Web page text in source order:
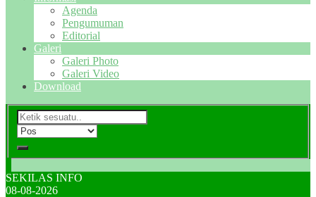
Agenda
Pengumuman
Editorial
Galeri
Galeri Photo
Galeri Video
Download
SEKILAS INFO
08-08-2026